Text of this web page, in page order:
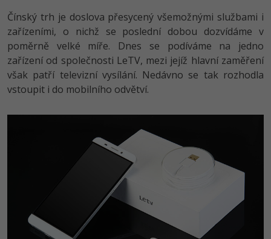
Testování a verzování
UML a návrhové vzory
React
Best practices
Python
HTML / CSS
UML a návrhové vzory
Webdesigner
Tester
Systémový administrátor
3D grafik
Projektový manažer
Databázový analytik
Copywriter
C++ -80%
Swift -80%
Kotlin -80%
-80%
VB.NET
Návrh SW -80%
Algoritmy
WordPress
SEO -30%
UX
Business
Copywriting -30%
Google Dokumenty
Adobe Lightroom
Adobe XD -15%
Adobe InDesign -25%
Inkscape
Fotografování -80%
Čínský trh je doslova přesycený všemožnými službami i
zařízeními, o nichž se poslední dobou dozvídáme v
poměrně velké míře. Dnes se podíváme na jedno
zařízení od společnosti LeTV, mezi jejíž hlavní zaměření
však patří televizní vysílání. Nedávno se tak rozhodla
vstoupit i do mobilního odvětví.